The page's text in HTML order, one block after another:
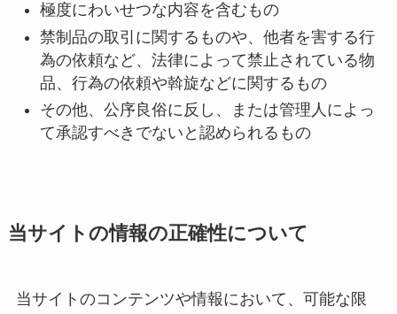
極度にわいせつな内容を含むもの
禁制品の取引に関するものや、他者を害する行
為の依頼など、法律によって禁止されている物
品、行為の依頼や斡旋などに関するもの
その他、公序良俗に反し、または管理人によっ
て承認すべきでないと認められるもの
当サイトの情報の正確性について
当サイトのコンテンツや情報において、可能な限